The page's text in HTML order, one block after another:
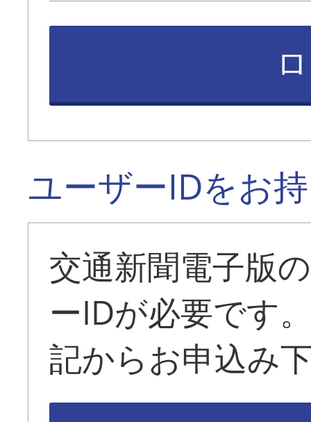
ユーザーIDをお
交通新聞電子版
ーIDが必要です
記からお申込み